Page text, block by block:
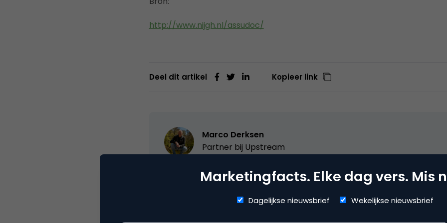
http://www.nijgh.nl/assudoc/
Deel dit artikel Kopieer link
Marco Derksen
Partner bij Upstream
Oprichter/partner Upstream, Marketingfacts, Arnhem Direct, SportNext,
VPRO, Bestuur Luxor Live, social business, onderwijs, fotografie en vader!
Marketingfacts. Elke dag vers. Mis
Dagelijkse nieuwsbrief Wekelijkse nieuwsbrief